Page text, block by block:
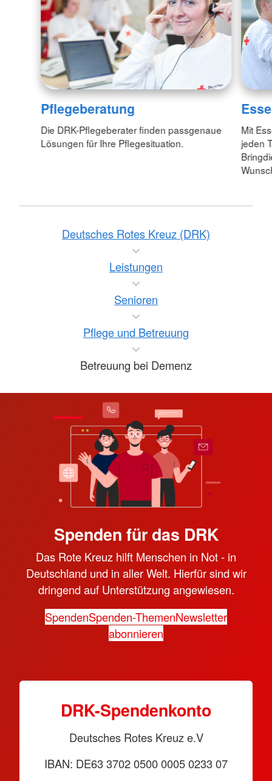
Pflegeberatung
Die DRK-Pflegeberater finden passgenaue
Lösungen für Ihre Pflegesituation.
Mit
jeden
Deutsches Rotes Kreuz (DRK)
Leistungen
Senioren
Pflege und Betreuung
Betreuung bei Demenz
Spenden für das DRK
Das Rote Kreuz hilft Menschen in Not - in
Deutschland und in aller Welt. Hierfür sind wir
dringend auf Unterstützung angewiesen.
SpendenSpenden-ThemenNewsletter
abonnieren
DRK-Spendenkonto
Deutsches Rotes Kreuz e.V
IBAN: DE63 3702 0500 0005 0233 07